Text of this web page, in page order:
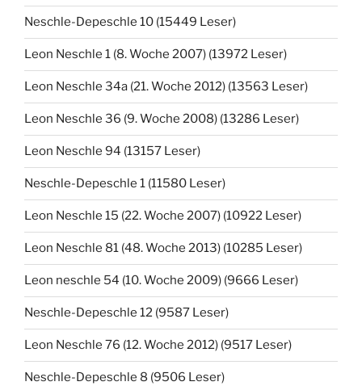
Neschle-Depeschle 10 (15449 Leser)
Leon Neschle 1 (8. Woche 2007) (13972 Leser)
Leon Neschle 34a (21. Woche 2012) (13563 Leser)
Leon Neschle 36 (9. Woche 2008) (13286 Leser)
Leon Neschle 94 (13157 Leser)
Neschle-Depeschle 1 (11580 Leser)
Leon Neschle 15 (22. Woche 2007) (10922 Leser)
Leon Neschle 81 (48. Woche 2013) (10285 Leser)
Leon neschle 54 (10. Woche 2009) (9666 Leser)
Neschle-Depeschle 12 (9587 Leser)
Leon Neschle 76 (12. Woche 2012) (9517 Leser)
Neschle-Depeschle 8 (9506 Leser)